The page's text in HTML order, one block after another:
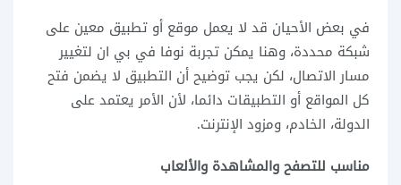
في بعض الأحيان قد لا يعمل موقع أو تطبيق معين على
شبكة محددة، وهنا يمكن تجربة نوفا في بي ان لتغيير
مسار الاتصال، لكن يجب توضيح أن التطبيق لا يضمن فتح
كل المواقع أو التطبيقات دائما، لأن الأمر يعتمد على
الدولة، الخادم، ومزود الإنترنت.
مناسب للتصفح والمشاهدة والألعاب